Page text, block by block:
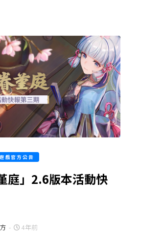
遊戲官方公告
庭」2.6版本活動快
- 4年前